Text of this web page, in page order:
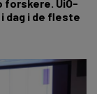
forskere. UiO-
dag i de fleste